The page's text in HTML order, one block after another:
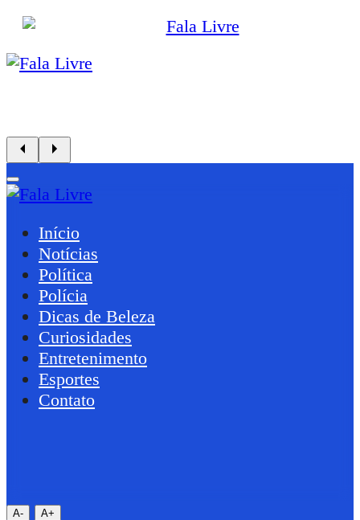
Início
Notícias
Política
Polícia
Dicas de Beleza
Curiosidades
Entretenimento
Esportes
Contato
A- A+